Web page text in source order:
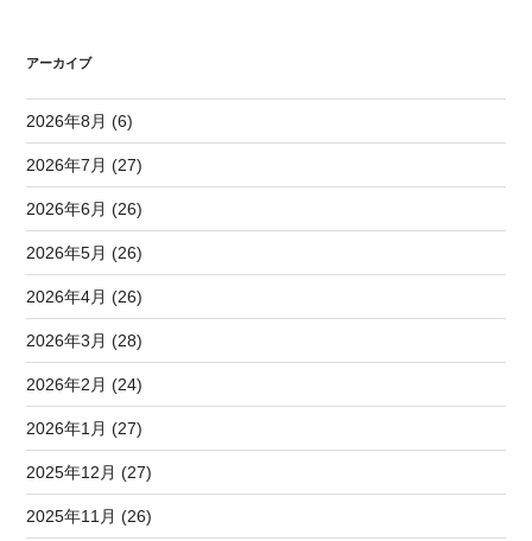
アーカイブ
2026年8月 (6)
2026年7月 (27)
2026年6月 (26)
2026年5月 (26)
2026年4月 (26)
2026年3月 (28)
2026年2月 (24)
2026年1月 (27)
2025年12月 (27)
2025年11月 (26)